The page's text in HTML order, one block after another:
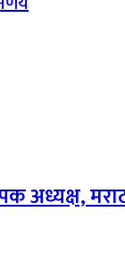
अध्यक्ष,